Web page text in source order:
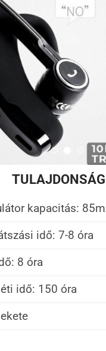
kapacitás:
idő: 7-8 óra
8 óra
idő: 150 óra